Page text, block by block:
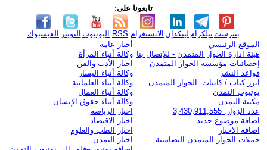
تابعونا على:
الفيسبوك التويتر اليوتيوب RSS الانستغرام لينكدإن تيلكرامبنترست
الموقع الرئيسي
هيئة ادارة الحوار المتمدن - للإتصال بنا
إحصائيات مؤسسة الحوار المتمدن
قواعد النشر
ابرز كتاب / كاتبات الحوار المتمدن
يوتيوب التمدن
مكتبة التمدن
عدد الزوار: 3,430,911,555
اضافة موضوع جديد
اضافة الاخبار
حملات الحوار المتمدن التضامنية
أخبار عامة
وكالة أنباء المرأة
اخبار الأدب والفن
وكالة أنباء اليسار
وكالة أنباء العلمانية
وكالة أنباء العمال
وكالة أنباء حقوق الإنسان
اخبار الرياضة
اخبار الاقتصاد
اخبار الطب والعلوم
اخبار التمدن